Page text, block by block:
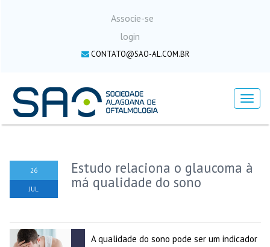
Associe-se
login
CONTATO@SAO-AL.COM.BR
Menu
26
JUL
Estudo relaciona o glaucoma à
má qualidade do sono
A qualidade do sono pode ser um indicador